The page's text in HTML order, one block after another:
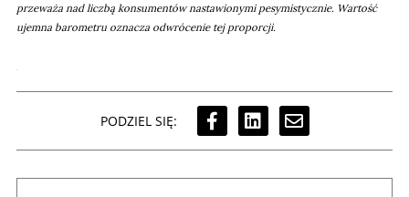
przeważa nad liczbą konsumentów nastawionymi pesymistycznie. Wartość
ujemna barometru oznacza odwrócenie tej proporcji.
PODZIEL SIĘ: